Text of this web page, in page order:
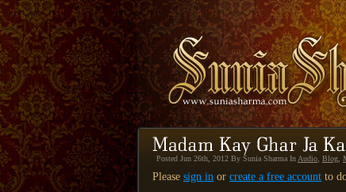
Posted Jun 26th, 2012 By Sunia Sharma In Audio Blog
Please sign in or create a free account to